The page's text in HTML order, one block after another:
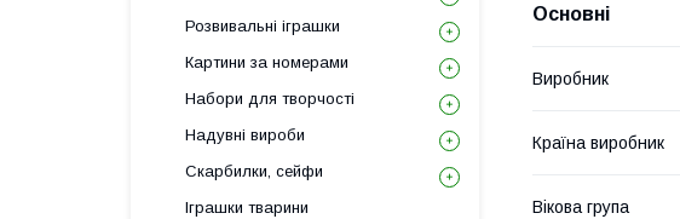
Основні
Виробник
Країна виробник
Вікова група
Розвивальні іграшки
Картини за номерами
Набори для творчості
Надувні вироби
Скарбилки, сейфи
Іграшки тварини